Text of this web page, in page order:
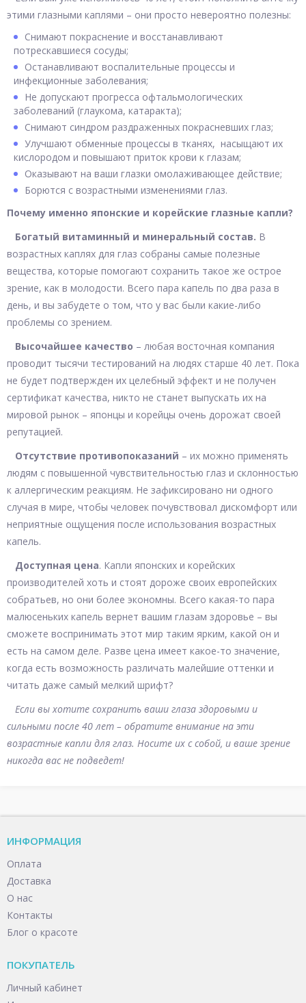
этими глазными каплями – они просто невероятно полезны:
Снимают покраснение и восстанавливают
потрескавшиеся сосуды;
Останавливают воспалительные процессы и
инфекционные заболевания;
Не допускают прогресса офтальмологических
заболеваний (глаукома, катаракта);
Снимают синдром раздраженных покрасневших глаз;
Улучшают обменные процессы в тканях, насыщают их
кислородом и повышают приток крови к глазам;
Оказывают на ваши глазки омолаживающее действие;
Борются с возрастными изменениями глаз.
Почему именно японские и корейские глазные капли?
Богатый витаминный и минеральный состав. В
возрастных каплях для глаз собраны самые полезные
вещества, которые помогают сохранить такое же острое
зрение, как в молодости. Всего пара капель по два раза в
день, и вы забудете о том, что у вас были какие-либо
проблемы со зрением.
Высочайшее качество – любая восточная компания
проводит тысячи тестирований на людях старше 40 лет. Пока
не будет подтвержден их целебный эффект и не получен
сертификат качества, никто не станет выпускать их на
мировой рынок – японцы и корейцы очень дорожат своей
репутацией.
Отсутствие противопоказаний – их можно применять
людям с повышенной чувствительностью глаз и склонностью
к аллергическим реакциям. Не зафиксировано ни одного
случая в мире, чтобы человек почувствовал дискомфорт или
неприятные ощущения после использования возрастных
капель.
Доступная цена. Капли японских и корейских
производителей хоть и стоят дороже своих европейских
собратьев, но они более экономны. Всего какая-то пара
малюсеньких капель вернет вашим глазам здоровье – вы
сможете воспринимать этот мир таким ярким, какой он и
есть на самом деле. Разве цена имеет какое-то значение,
когда есть возможность различать малейшие оттенки и
читать даже самый мелкий шрифт?
Если вы хотите сохранить ваши глаза здоровыми и
сильными после 40 лет – обратите внимание на эти
возрастные капли для глаз. Носите их с собой, и ваше зрение
никогда вас не подведет!
ИНФОРМАЦИЯ
Оплата
Доставка
О нас
Контакты
Блог о красоте
ПОКУПАТЕЛЬ
Личный кабинет